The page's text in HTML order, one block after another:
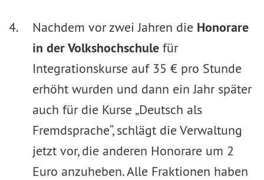
Nachdem vor zwei Jahren die Honorare
in der Volkshochschule für
Integrationskurse auf 35 € pro Stunde
erhöht wurden und dann ein Jahr später
auch für die Kurse „Deutsch als
Fremdsprache“, schlägt die Verwaltung
jetzt vor, die anderen Honorare um 2
Euro anzuheben. Alle Fraktionen haben